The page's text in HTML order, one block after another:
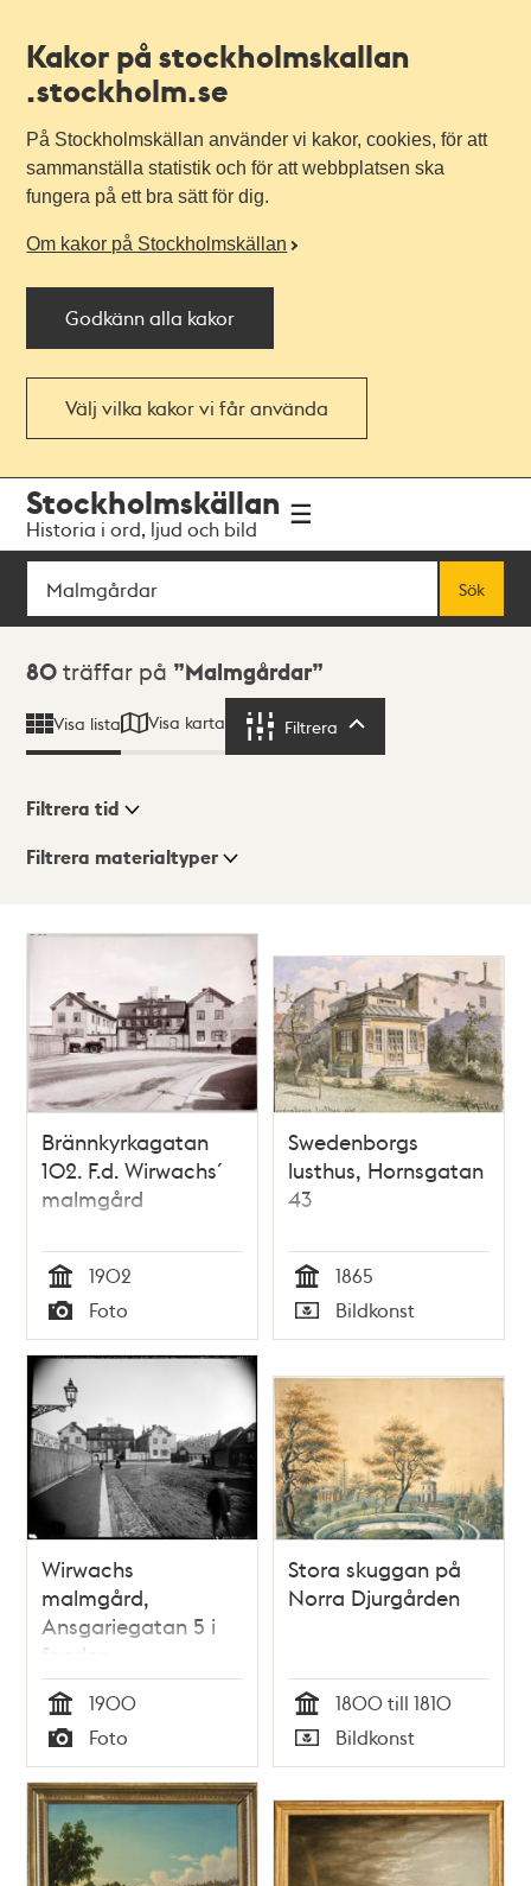
Kakor på stockholmskallan
.stockholm.se
På Stockholmskällan använder vi kakor, cookies, för att
sammanställa statistik och för att webbplatsen ska
fungera på ett bra sätt för dig.
Om kakor på Stockholmskällan
Godkänn alla kakor
Välj vilka kakor vi får använda
navigationen
huvudinnehållet
Stockholmskällan
Historia i ord, ljud och bild
Sök
Sök
Sökresultat
80 träffar på Malmgårdar
Visa lista Visa karta Filtrera
Visningsläge
Filtrera tid
Filtrera materialtyper
Brännkyrkagatan
102. F.d. Wirwachs´
malmgård
Tid
1902
Typ
Foto
Swedenborgs
lusthus, Hornsgatan
43
Tid
1865
Typ
Bildkonst
Wirwachs
malmgård,
Ansgariegatan 5 i
fonden
Tid
1900
Typ
Foto
Stora skuggan på
Norra Djurgården
Tid
1800 till 1810
Typ
Bildkonst